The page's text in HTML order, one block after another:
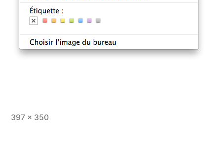
Taille
397 × 350